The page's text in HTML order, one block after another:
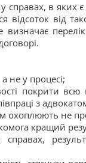
у справах, в
від
визначає
не у процесі;
покрити всю
з
охоплюють не
кращий